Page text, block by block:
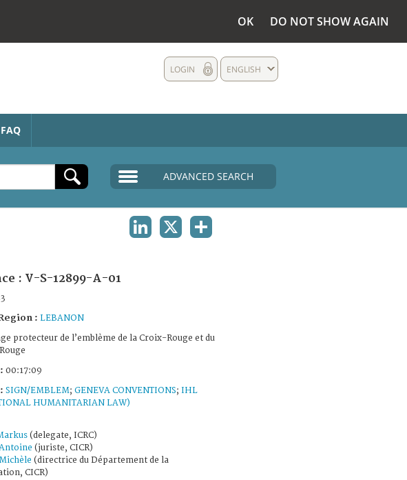
OK DO NOT SHOW AGAIN
ENGLISH
LOGIN
FAQ
ADVANCED SEARCH
: V-S-12899-A-01
: LEBANON
protecteur de l’emblème de la Croix-Rouge et du
00:17:09
SIGN/EMBLEM; GENEVA CONVENTIONS; IHL
HUMANITARIAN LAW)
(delegate, ICRC)
(juriste, CICR)
(directrice du Département de la
CICR)